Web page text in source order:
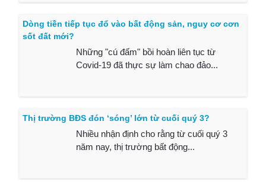
Dòng tiền tiếp tục đổ vào bất động sản, nguy cơ cơn
sốt đất mới?
Những "cú đấm" bồi hoàn liên tục từ
Covid-19 đã thực sự làm chao đảo...
Thị trường BĐS đón ‘sóng’ lớn từ cuối quý 3?
Nhiều nhận định cho rằng từ cuối quý 3
năm nay, thị trường bất động...